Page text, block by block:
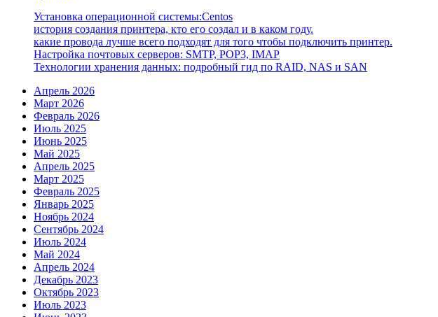
Установка операционной системы:Centos
история создания принтера, кто его создал и в каком году.
какие провода лучше всего подходят для того чтобы подключить принтер.
Настройка почтовых серверов: SMTP, POP3, IMAP
Технологии хранения данных: подробный гид по RAID, NAS и SAN
Апрель 2026
Март 2026
Февраль 2026
Июль 2025
Июнь 2025
Май 2025
Апрель 2025
Март 2025
Февраль 2025
Январь 2025
Ноябрь 2024
Сентябрь 2024
Июль 2024
Май 2024
Апрель 2024
Декабрь 2023
Октябрь 2023
Июль 2023